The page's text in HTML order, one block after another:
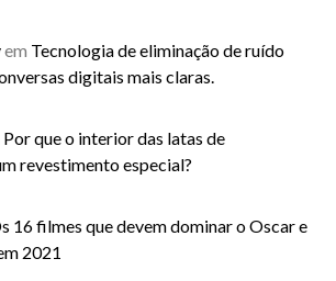
em Tecnologia de eliminação de ruído
digitais mais claras.
Por que o interior das latas de
revestimento especial?
16 filmes que devem dominar o Oscar e
2021